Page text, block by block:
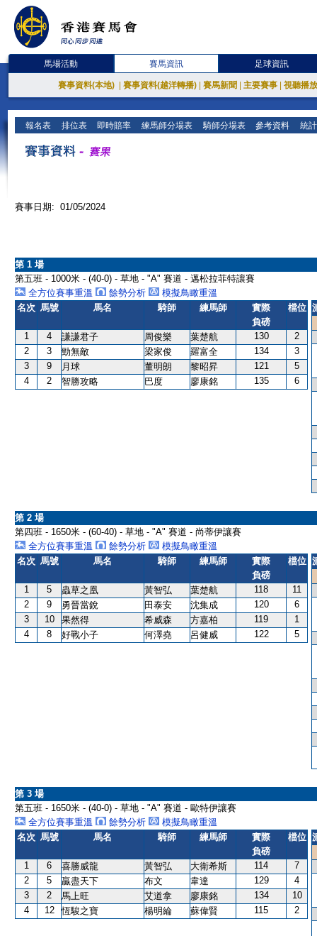
馬場活動 賽馬資訊 足球資訊
賽事資料(本地) 賽事資料(越洋轉播) 賽馬新聞 主要賽事 視聽播
報名表 排位表 即時賠率 練馬師分場表 騎師分場表 參考資料 統
賽事日期: 01/05/2024
第 1 場
第五班 - 1000米 - (40-0) - 草地 - "A" 賽道 - 邁松拉菲特讓賽
全方位賽事重溫
餘勢分析
模擬鳥瞰重溫
名次 馬號 馬名 騎師 練馬師
實際
負磅
檔位
1 4 謙謙君子 周俊樂 葉楚航 130
2
2
3 勁無敵 梁家俊 羅富全 134
3
3
9 月球 董明朗 黎昭昇 121
5
4
2 智勝攻略 巴度 廖康銘 135 6
第 2 場
第四班 - 1650米 - (60-40) - 草地 - "A" 賽道 - 尚蒂伊讓賽
全方位賽事重溫
餘勢分析
模擬鳥瞰重溫
名次 馬號 馬名 騎師 練馬師
實際
負磅
檔位
1 5 蟲草之凰 黃智弘 葉楚航 118
11
2
9 勇晉當銳 田泰安 沈集成 120
6
3
10 果然得 希威森 方嘉柏 119
1
4
8 好戰小子 何澤堯 呂健威 122 5
第 3 場
第五班 - 1650米 - (40-0) - 草地 - "A" 賽道 - 歐特伊讓賽
全方位賽事重溫
餘勢分析
模擬鳥瞰重溫
名次 馬號 馬名 騎師 練馬師
實際
負磅
檔位
1 6 喜勝威龍 黃智弘 大衛希斯 114
7
2
5 贏盡天下 布文 韋達 129
4
3
2 馬上旺 艾道拿 廖康銘 134
10
4
12 恆駿之寶 楊明綸 蘇偉賢 115 2